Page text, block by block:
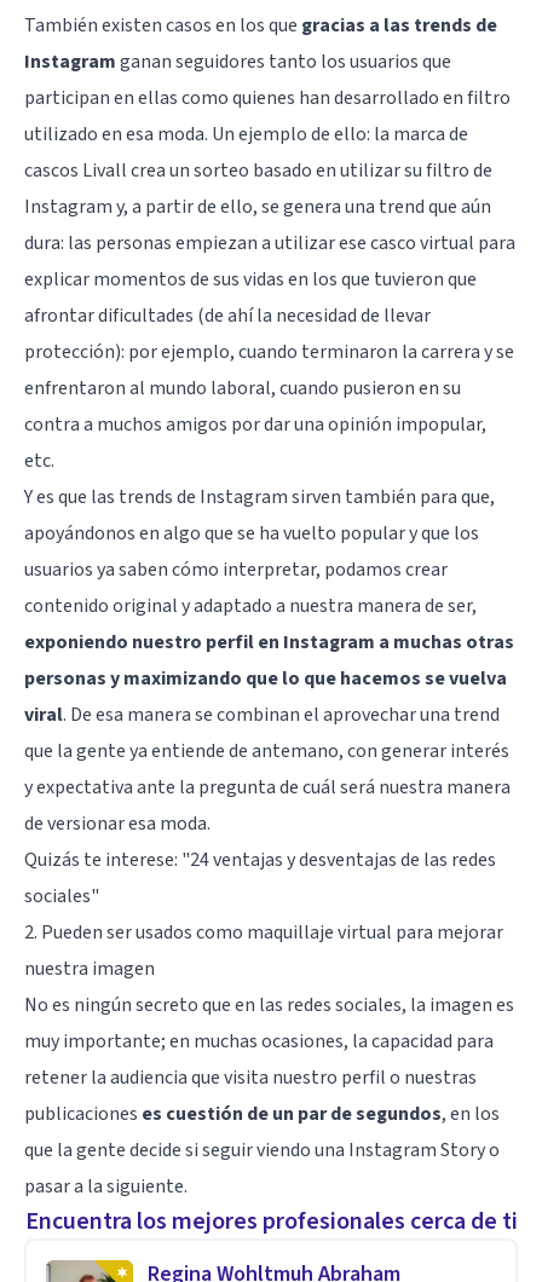
También existen casos en los que gracias a las trends de
Instagramganan seguidores tanto los usuarios que
participan en ellas como quienes han desarrollado en filtro
utilizado en esa moda. Un ejemplo de ello: la marca de
cascos Livall crea un sorteo basado en utilizar su filtro de
Instagram y, a partir de ello, se genera una trend que aún
dura: las personas empiezan a utilizarese casco virtual para
explicar momentos de sus vidas en los que tuvieron que
afrontar dificultades (de ahí la necesidad de llevar
protección): por ejemplo, cuando terminaron la carrera y se
enfrentaron al mundo laboral, cuando pusieron en su
contra a muchos amigos por dar una opinión impopular,
etc.
Y es que las trends de Instagram sirven también para que,
apoyándonos en algo que se ha vuelto popular y que los
usuarios ya saben cómo interpretar, podamos crear
contenido original y adaptado a nuestra manera de ser,
exponiendo nuestro perfil en Instagram a muchas otras
personas y maximizando que lo que hacemos se vuelva
viral. De esa manera se combinan el aprovechar una trend
que la gente ya entiende de antemano, con generar interés
y expectativa ante la pregunta de cuál será nuestra manera
de versionar esa moda.
Quizás te interese: "24 ventajas y desventajas de las redes
sociales"
2. Pueden ser usados como maquillaje virtual para mejorar
nuestra imagen
No es ningún secreto que en las redes sociales, la imagen es
muy importante; en muchas ocasiones, la capacidad para
retener la audiencia que visita nuestro perfil o nuestras
publicaciones es cuestión de un par de segundos, en los
que la gente decide si seguir viendo una Instagram Story o
pasar a la siguiente.
Encuentra los mejores profesionales cerca de ti
Regina Wohltmuh Abraham